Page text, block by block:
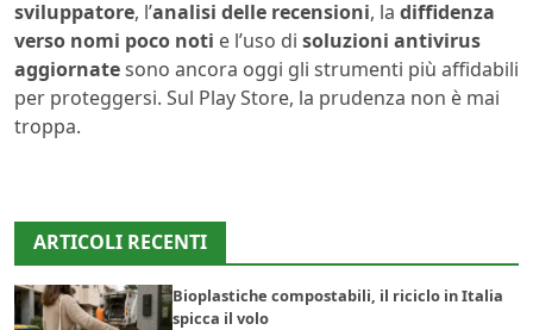
sviluppatore, l’analisi delle recensioni, la diffidenza
verso nomi poco noti e l’uso di soluzioni antivirus
aggiornatesono ancora oggi gli strumenti più affidabili
per proteggersi. Sul Play Store, la prudenza non è mai
troppa.
ARTICOLI RECENTI
Bioplastiche compostabili, il riciclo in Italia
spicca il volo